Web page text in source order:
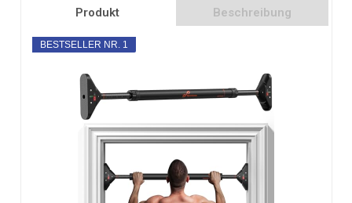
Produkt Beschreibung
BESTSELLER NR. 1